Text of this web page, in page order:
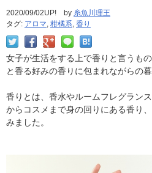
2020/09/02UP! by 糸魚川理王
タグ: アロマ, 柑橘系, 香り
女子が生活をする上で香りと言うも
と香る好みの香りに包まれながらの
香りとは、香水やルームフレグラン
からコスメまで身の回りにある香り
みました。